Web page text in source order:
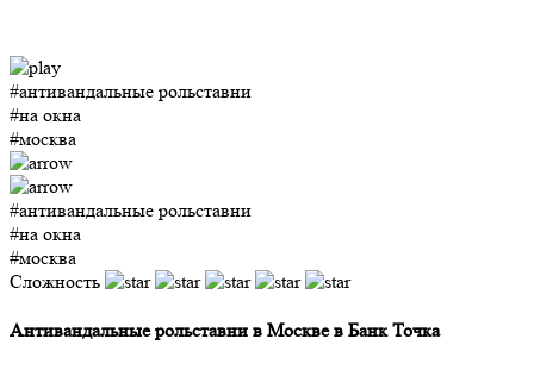
#антивандальные рольставни
#на окна
#москва
#антивандальные рольставни
#на окна
#москва
Сложность
Антивандальные рольставни в Москве в Банк Точка